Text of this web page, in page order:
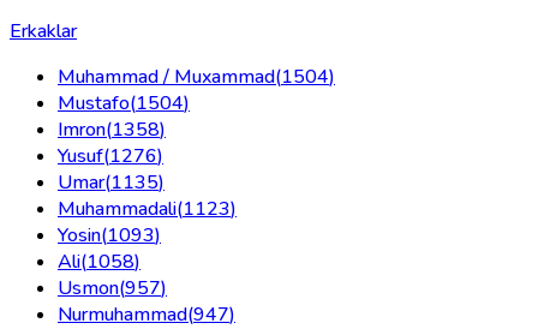
Erkaklar
Muhammad / Muxammad(1504)
Mustafo(1504)
Imron(1358)
Yusuf(1276)
Umar(1135)
Muhammadali(1123)
Yosin(1093)
Ali(1058)
Usmon(957)
Nurmuhammad(947)